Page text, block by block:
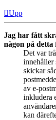
Upp
Jag har fått
någon på detta
Det var
innehåller
skickar
av e-
inkludera
kan